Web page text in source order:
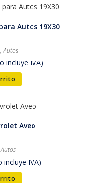
Autos 19X30
,Autos
incluye IVA)
Aveo
Autos
incluye IVA)